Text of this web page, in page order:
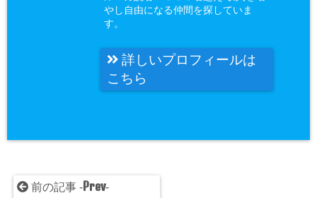
やし自由になる仲間を探していま
す。
詳しいプロフィールは
こちら
前の記事 -Prev-